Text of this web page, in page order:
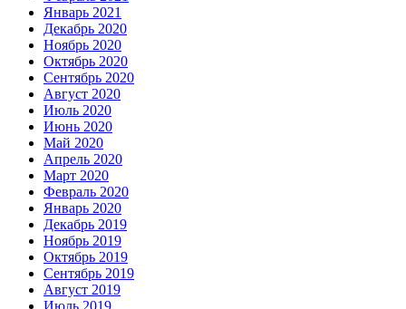
Январь 2021
Декабрь 2020
Ноябрь 2020
Октябрь 2020
Сентябрь 2020
Август 2020
Июль 2020
Июнь 2020
Май 2020
Апрель 2020
Март 2020
Февраль 2020
Январь 2020
Декабрь 2019
Ноябрь 2019
Октябрь 2019
Сентябрь 2019
Август 2019
Июль 2019